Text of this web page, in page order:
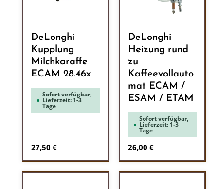
DeLonghi
Kupplung
Milchkaraffe
ECAM 28.46x
Sofort verfügbar,
Lieferzeit: 1-3
Tage
Regulärer Preis:
27,50 €
DeLonghi
Heizung rund
zu
Kaffeevollauto
mat ECAM /
ESAM / ETAM
Sofort verfügbar,
Lieferzeit: 1-3
Tage
Regulärer Preis:
26,00 €